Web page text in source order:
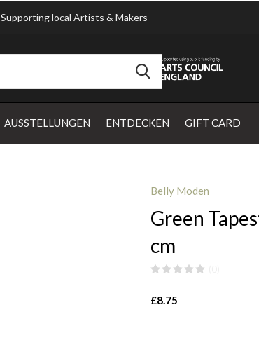
AUSSTELLUNGEN ENTDECKEN GIFT CARD
Supporting local Artists & Makers
Belly Moden
Green
cm
£8.75